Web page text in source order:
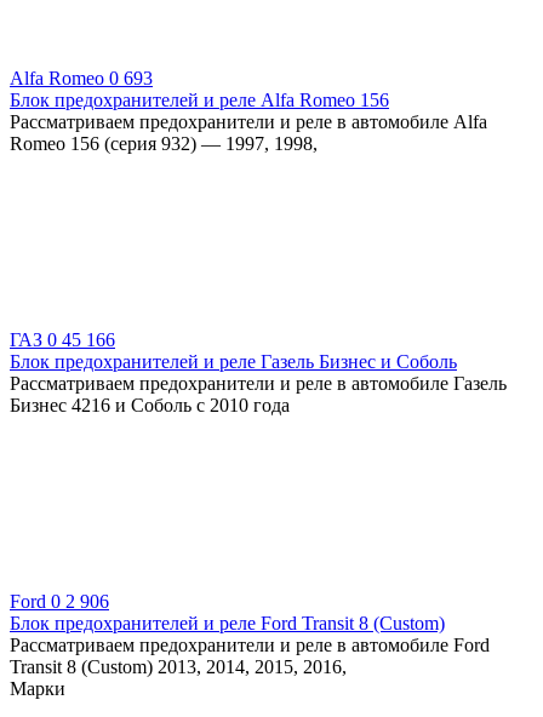
Alfa Romeo 0 693
Блок предохранителей и реле Alfa Romeo 156
Рассматриваем предохранители и реле в автомобиле Alfa
Romeo 156 (серия 932) — 1997, 1998,
ГАЗ 0 45 166
Блок предохранителей и реле Газель Бизнес и Соболь
Рассматриваем предохранители и реле в автомобиле Газель
Бизнес 4216 и Соболь с 2010 года
Ford 0 2 906
Блок предохранителей и реле Ford Transit 8 (Custom)
Рассматриваем предохранители и реле в автомобиле Ford
Transit 8 (Custom) 2013, 2014, 2015, 2016,
Марки